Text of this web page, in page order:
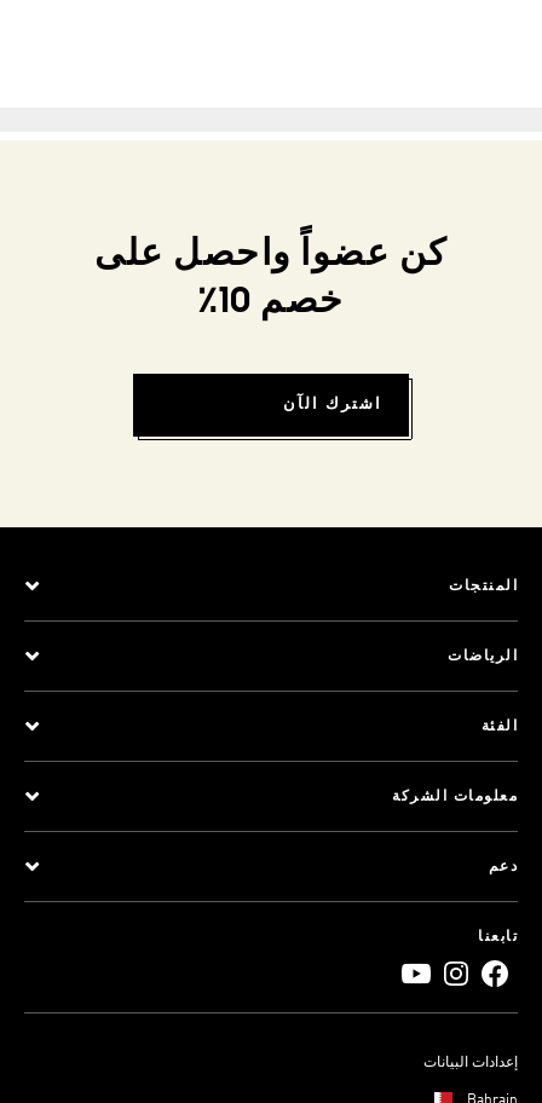
كن عضواً واحصل على
خصم 10٪
اشترك الآن
المنتجات
الرياضات
الفئة
معلومات الشركة
دعم
تابعنا
إعدادات البيانات